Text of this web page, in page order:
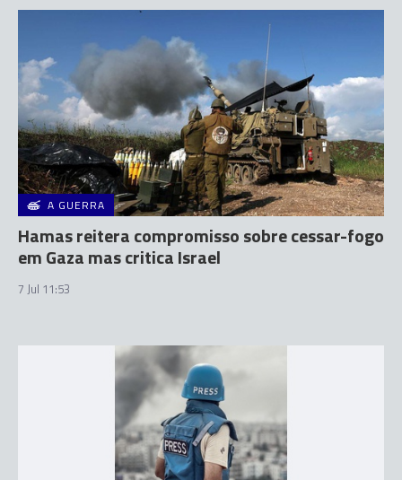
A GUERRA
Hamas reitera compromisso sobre cessar-fogo
em Gaza mas critica Israel
7 Jul 11:53